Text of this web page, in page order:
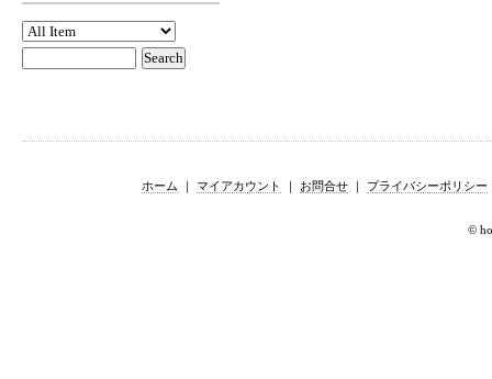
ホーム ｜ マイアカウント ｜ お問合せ ｜ プライバシーポリシー
©